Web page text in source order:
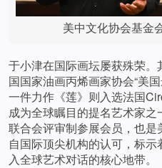
美中文化协会基金
于小津在国际画坛屡获殊荣
国国家油画丙烯画家协会“美
一件力作《莲》则入选法国
成为全球瞩目的提名艺术家
联合会评审制参展会员，也
自国际顶尖机构的认可，标
入全球艺术对话的核心地带。